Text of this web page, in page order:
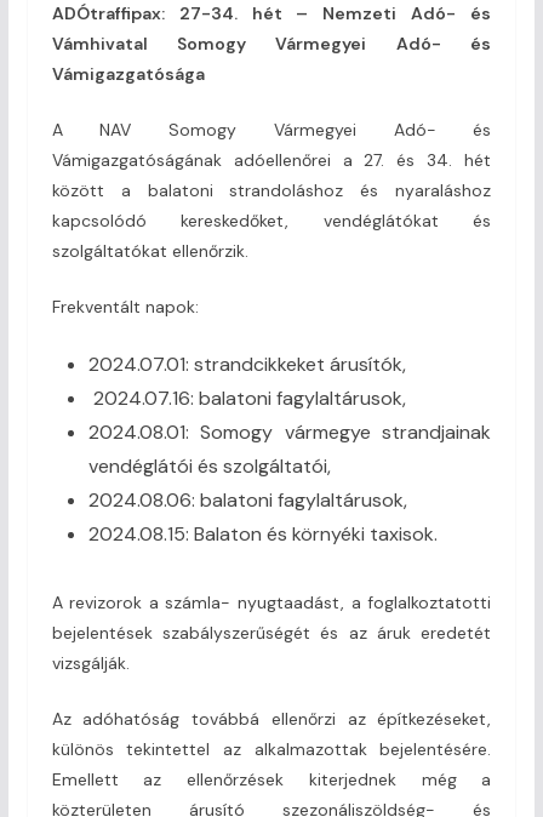
ADÓtraffipax: 27-34. hét – Nemzeti Adó- és
Vámhivatal Somogy Vármegyei Adó- és
Vámigazgatósága
A NAV Somogy Vármegyei Adó- és
Vámigazgatóságának adóellenőrei a 27. és 34. hét
között a balatoni strandoláshoz és nyaraláshoz
kapcsolódó kereskedőket, vendéglátókat és
szolgáltatókat ellenőrzik.
Frekventált napok:
2024.07.01: strandcikkeket árusítók,
2024.07.16: balatoni fagylaltárusok,
2024.08.01: Somogy vármegye strandjainak
vendéglátói és szolgáltatói,
2024.08.06: balatoni fagylaltárusok,
2024.08.15: Balaton és környéki taxisok.
A revizorok a számla- nyugtaadást, a foglalkoztatotti
bejelentések szabályszerűségét és az áruk eredetét
vizsgálják.
Az adóhatóság továbbá ellenőrzi az építkezéseket,
különös tekintettel az alkalmazottak bejelentésére.
Emellett az ellenőrzések kiterjednek még a
közterületen árusító szezonáliszöldség- és